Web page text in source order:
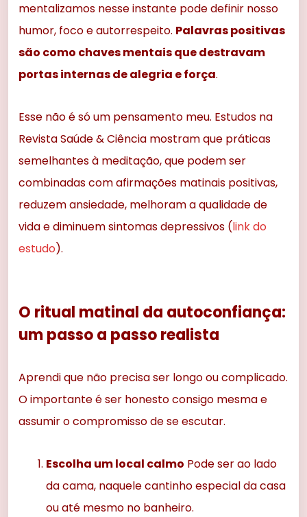
mentalizamos nesse instante pode definir nosso
humor, foco e autorrespeito. Palavras positivas
são como chaves mentais que destravam
portas internas de alegria e força.
Esse não é só um pensamento meu. Estudos na
Revista Saúde & Ciência mostram que práticas
semelhantes à meditação, que podem ser
combinadas com afirmações matinais positivas,
reduzem ansiedade, melhoram a qualidade de
vida e diminuem sintomas depressivos (link do
estudo).
O ritual matinal da autoconfiança:
um passo a passo realista
Aprendi que não precisa ser longo ou complicado.
O importante é ser honesto consigo mesma e
assumir o compromisso de se escutar.
Escolha um local calmo Pode ser ao lado
da cama, naquele cantinho especial da casa
ou até mesmo no banheiro.